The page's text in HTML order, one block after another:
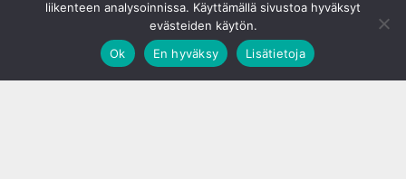
liikenteen analysoinnissa. Käyttämällä sivustoa hyväksyt
evästeiden käytön.
Ok
En hyväksy Lisätietoja